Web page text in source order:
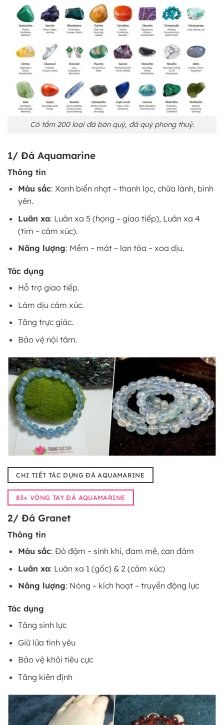
Có tầm 200 loại đá bán quý, đá quý phong thuỷ.
1/ Đá Aquamarine
Thông tin
Màu sắc: Xanh biển nhạt – thanh lọc, chữa lành, bình
yên.
Luân xa: Luân xa 5 (họng – giao tiếp), Luân xa 4
(tim – cảm xúc).
Năng lượng: Mềm – mát – lan tỏa – xoa dịu.
Tác dụng
Hỗ trợ giao tiếp.
Làm dịu cảm xúc.
Tăng trực giác.
Bảo vệ nội tâm.
CHI TIẾT TÁC DỤNG ĐÁ AQUAMARINE
83+ VÒNG TAY ĐÁ AQUAMARINE
2/ Đá Granet
Thông tin
Màu sắc: Đỏ đậm – sinh khí, đam mê, can đảm
Luân xa: Luân xa 1 (gốc) & 2 (cảm xúc)
Năng lượng: Nóng – kích hoạt – truyền động lực
Tác dụng
Tăng sinh lực
Giữ lửa tình yêu
Bảo vệ khỏi tiêu cực
Tăng kiên định